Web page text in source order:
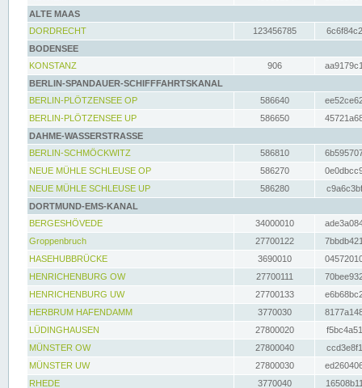
ALTE MAAS
DORDRECHT
123456785
BODENSEE
KONSTANZ
906
BERLIN-SPANDAUER-SCHIFFFAHRTSKANAL
BERLIN-PLÖTZENSEE OP
586640
BERLIN-PLÖTZENSEE UP
586650
DAHME-WASSERSTRASSE
BERLIN-SCHMÖCKWITZ
586810
NEUE MÜHLE SCHLEUSE OP
586270
NEUE MÜHLE SCHLEUSE UP
586280
DORTMUND-EMS-KANAL
BERGESHÖVEDE
34000010
Groppenbruch
27700122
HASEHUBBRÜCKE
3690010
HENRICHENBURG OW
27700111
HENRICHENBURG UW
27700133
HERBRUM HAFENDAMM
3770030
LÜDINGHAUSEN
27800020
MÜNSTER OW
27800040
MÜNSTER UW
27800030
RHEDE
3770040